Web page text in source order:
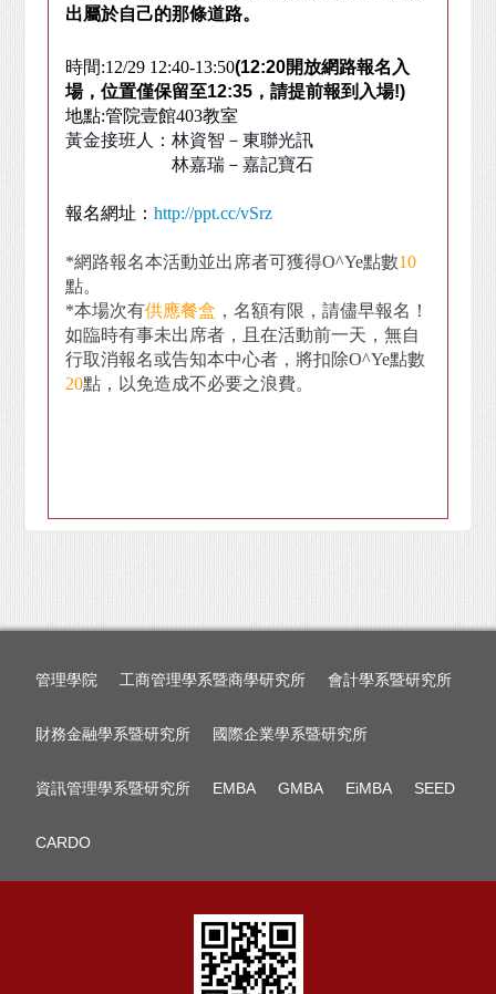
出屬於自己的那條道路。
時間:12/29 12:40-13:50(12:20開放網路報名入
場，位置僅保留至12:35 ，請提前報到入場!)
地點:管院壹館403教室
黃金接班人：林資智－東聯光訊
林嘉瑞－嘉記寶石
報名網址：http://ppt.cc/vSrz
*網路報名本活動並出席者可獲得O^Ye點數10
點。
*本場次有供應餐盒 ，名額有限，請儘早報名！
如臨時有事未出席者，且在活動前一天，無自
行取消報名或告知本中心者，將扣除O^Ye點數
20點，以免造成不必要之浪費。
管理學院 工商管理學系暨商學研究所 會計學系暨研究所
財務金融學系暨研究所 國際企業學系暨研究所
資訊管理學系暨研究所 EMBA GMBA EiMBA SEED
CARDO